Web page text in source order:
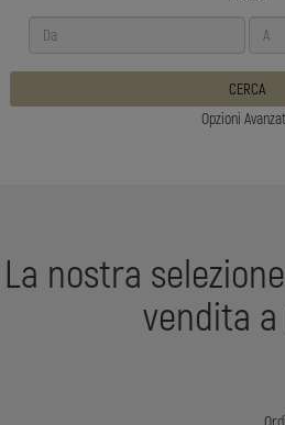
CERCA
Opzioni
La nostra
vendita a